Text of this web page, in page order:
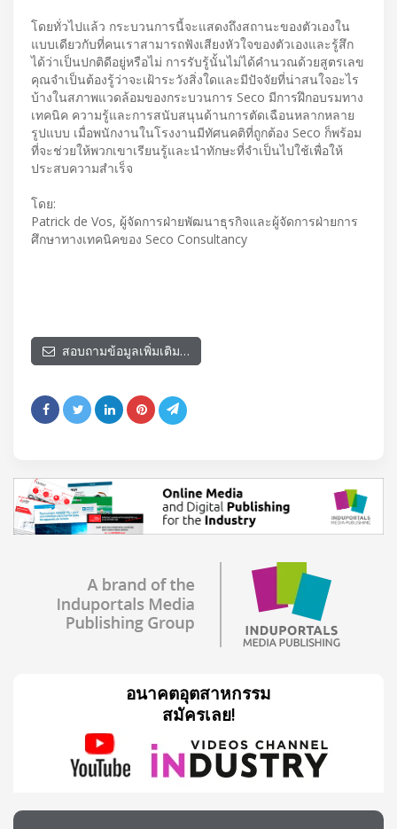
โดยทั่วไปแล้ว กระบวนการนี้จะแสดงถึงสถานะของตัวเองใน
แบบเดียวกับที่คนเราสามารถฟังเสียงหัวใจของตัวเองและรู้สึก
ได้ว่าเป็นปกติดีอยู่หรือไม่ การรับรู้นั้นไม่ได้คำนวณด้วยสูตรเลข
คุณจำเป็นต้องรู้ว่าจะเฝ้าระวังสิ่งใดและมีปัจจัยที่น่าสนใจอะไร
บ้างในสภาพแวดล้อมของกระบวนการ Seco มีการฝึกอบรมทาง
เทคนิค ความรู้และการสนับสนุนด้านการตัดเฉือนหลากหลาย
รูปแบบ เมื่อพนักงานในโรงงานมีทัศนคติที่ถูกต้อง Seco ก็พร้อม
ที่จะช่วยให้พวกเขาเรียนรู้และนำทักษะที่จำเป็นไปใช้เพื่อให้
ประสบความสำเร็จ
โดย:
Patrick de Vos, ผู้จัดการฝ่ายพัฒนาธุรกิจและผู้จัดการฝ่ายการ
ศึกษาทางเทคนิคของ Seco Consultancy
สอบถามข้อมูลเพิ่มเติม…
อนาคตอุตสาหกรรม
สมัครเลย!